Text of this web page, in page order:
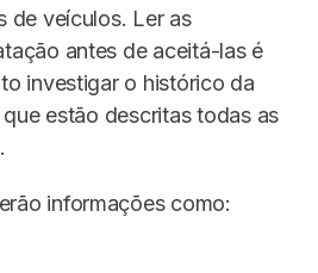
de veículos. Ler as
antes de aceitá-las é
investigar o histórico da
estão descritas todas as
informações como: